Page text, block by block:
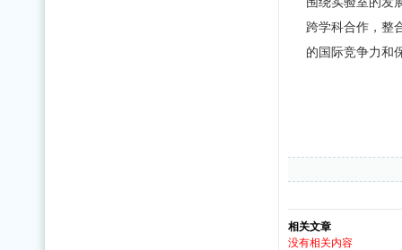
跨学科合作，整
的国际竞争力和
相关文章
没有相关内容